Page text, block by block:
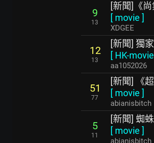
9
13
[新聞]《
[ movie ]
XDGEE
12
13
[新聞] 獨
[ HK-movie
aa1052026
51
77
[新聞] 《
[ movie ]
abianisbitch
5
11
[新聞] 蜘
[ movie ]
abianisbitch